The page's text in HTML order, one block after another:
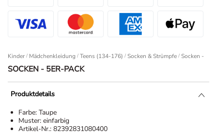
Kinder / Mädchenkleidung / Teens (134-176) / Socken & Strümpfe Socken -
SOCKEN - 5ER-PACK
Produktdetails
Farbe: Taupe
Muster: einfarbig
Artikel-Nr.: 82392831080400